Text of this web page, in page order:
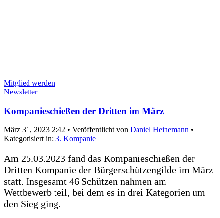
Mitglied werden
Newsletter
Kompanieschießen der Dritten im März
März 31, 2023 2:42 • Veröffentlicht von Daniel Heinemann •
Kategorisiert in: 3. Kompanie
Am 25.03.2023 fand das Kompanieschießen der
Dritten Kompanie der Bürgerschützengilde im März
statt. Insgesamt 46 Schützen nahmen am
Wettbewerb teil, bei dem es in drei Kategorien um
den Sieg ging.